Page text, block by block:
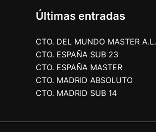
Últimas entradas
CTO. DEL MUNDO MASTER A.L.
CTO. ESPAÑA SUB 23
CTO. ESPAÑA MASTER
CTO. MADRID ABSOLUTO
CTO. MADRID SUB 14